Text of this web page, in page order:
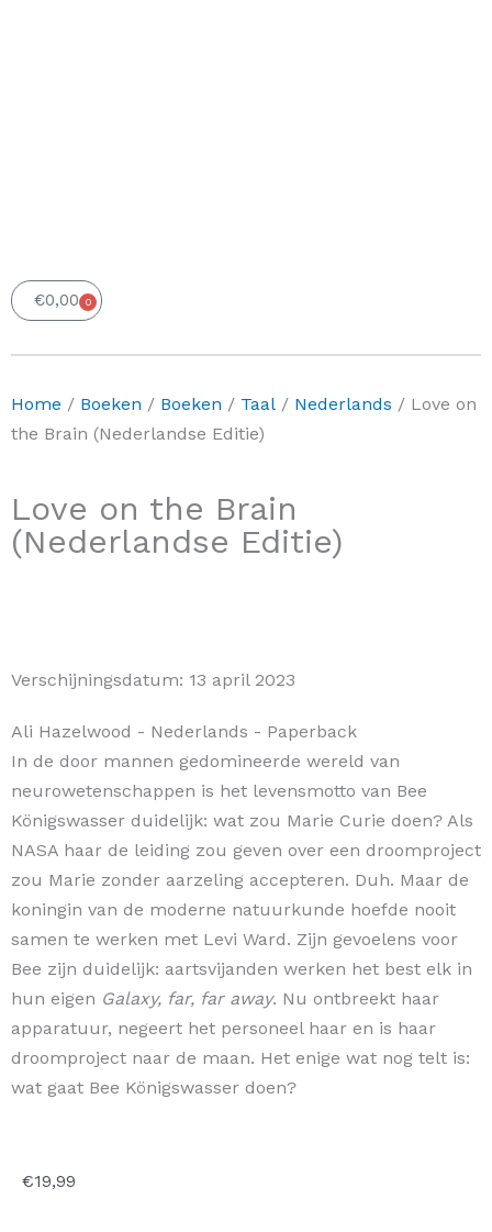
€0,00 0
Winkelwagen
Home / Boeken / Boeken / Taal / Nederlands / Love on
the Brain (Nederlandse Editie)
Love on the Brain
(Nederlandse Editie)
Verschijningsdatum: 13 april 2023
Ali Hazelwood - Nederlands - Paperback
In de door mannen gedomineerde wereld van
neurowetenschappen is het levensmotto van Bee
Königswasser duidelijk: wat zou Marie Curie doen? Als
NASA haar de leiding zou geven over een droomproject
zou Marie zonder aarzeling accepteren. Duh. Maar de
koningin van de moderne natuurkunde hoefde nooit
samen te werken met Levi Ward. Zijn gevoelens voor
Bee zijn duidelijk: aartsvijanden werken het best elk in
hun eigen Galaxy, far, far away. Nu ontbreekt haar
apparatuur, negeert het personeel haar en is haar
droomproject naar de maan. Het enige wat nog telt is:
wat gaat Bee Königswasser doen?
€19,99